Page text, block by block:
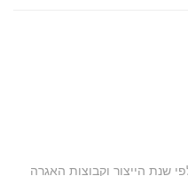
שנת הייצור וקבוצות האגרה